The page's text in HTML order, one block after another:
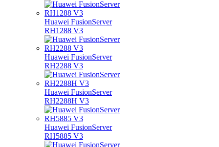
Huawei FusionServer
RH1288 V3
Huawei FusionServer
RH2288 V3
Huawei FusionServer
RH2288H V3
Huawei FusionServer
RH5885 V3